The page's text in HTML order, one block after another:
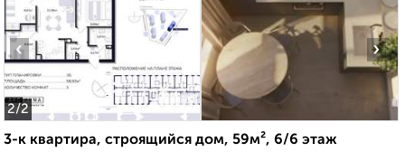
2/2
‹ ›
3-к квартира, строящийся дом, 59м², 6/6 этаж